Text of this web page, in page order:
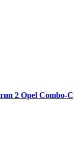
2 Opel Combo-С